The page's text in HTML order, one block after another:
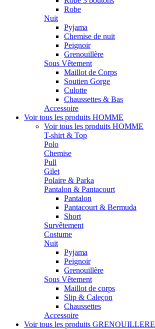
Robe
Nuit
Pyjama
Chemise de nuit
Peignoir
Grenouillère
Sous Vêtement
Maillot de Corps
Soutien Gorge
Culotte
Chaussettes & Bas
Accessoire
Voir tous les produits HOMME
Voir tous les produits HOMME
T-shirt & Top
Polo
Chemise
Pull
Gilet
Polaire & Parka
Pantalon & Pantacourt
Pantalon
Pantacourt & Bermuda
Short
Survêtement
Costume
Nuit
Pyjama
Peignoir
Grenouillère
Sous Vêtement
Maillot de corps
Slip & Caleçon
Chaussettes
Accessoire
Voir tous les produits GRENOUILLERE